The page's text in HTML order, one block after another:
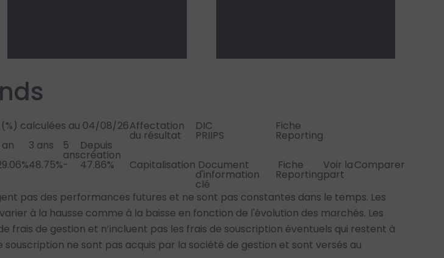
calculées au 04/08/26Affectation
du résultat
DIC
PRIIPS
Fiche
Reporting
an 3 ans 5
ans
Depuis
création
48.75%- 47.86% Capitalisation Document
d'information
clé
Fiche
Reporting
Voir la
part
Comparer
pas des performances futures et ne sont pas constantes dans le temps. Les
à la hausse comme à la baisse en fonction de l'évolution des marchés. Les
frais de gestion et n’incluent pas les frais de souscription éventuels qui restent à
souscription ne sont pas acquis par la société de gestion et sont versés au